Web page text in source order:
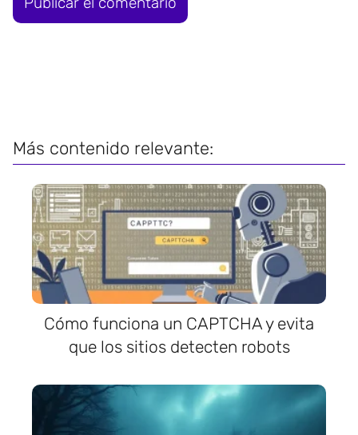
Más contenido relevante:
Cómo funciona un CAPTCHA y evita
que los sitios detecten robots